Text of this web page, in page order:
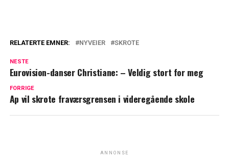
RELATERTE EMNER: NYVEIER SKROTE
NESTE
Eurovision-danser Christiane: – Veldig stort for meg
FORRIGE
Ap vil skrote fraværsgrensen i videregående skole
ANNONSE